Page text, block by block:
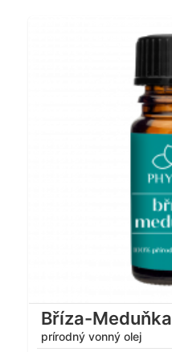
Bříza-Meduňka
prírodný vonný olej